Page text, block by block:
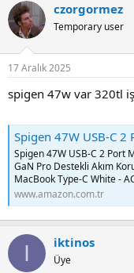
czorgormez
Temporary user
17 Aralık 2025
spigen 47w var 320tl
Spigen 47W USB-C 2 Port Mini Hızlı Şarj Aleti PPS 2.0 Desteği/Isı Düşürücü
Spigen 47W USB-C 2 Port
GaN Pro Destekli Akım
MacBook Type-C White -
www.amazon.com.tr
I iktinos
Üye